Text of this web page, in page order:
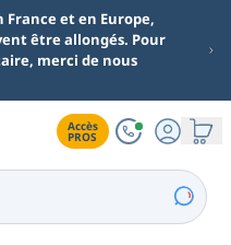
France et en Europe,
être allongés. Pour
merci de nous
Accès
PROS